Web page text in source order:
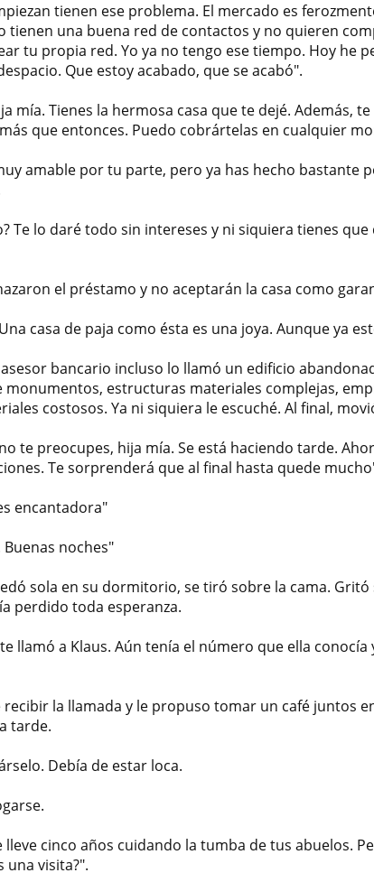
tienen ese problema. El mercado es
tienen una buena red de contactos y no quieren
tu propia red. Yo ya no tengo ese tiempo. Hoy he
Que estoy acabado, que se acabó".
mía. Tienes la hermosa casa que te dejé. Además,
que entonces. Puedo cobrártelas en cualquier
amable por tu parte, pero ya has hecho bastante
Te lo daré todo sin intereses y ni siquiera tienes
el préstamo y no aceptarán la casa como
casa de paja como ésta es una joya. Aunque ya
bancario incluso lo llamó un edificio
estructuras materiales complejas,
costosos. Ya ni siquiera le escuché. Al final,
te preocupes, hija mía. Se está haciendo tarde.
Te sorprenderá que al final hasta quede
encantadora"
noches"
sola en su dormitorio, se tiró sobre la cama.
perdido toda esperanza.
llamó a Klaus. Aún tenía el número que ella conocía
la llamada y le propuso tomar un café juntos
tarde.
Debía de estar loca.
cinco años cuidando la tumba de tus abuelos.
una visita?".